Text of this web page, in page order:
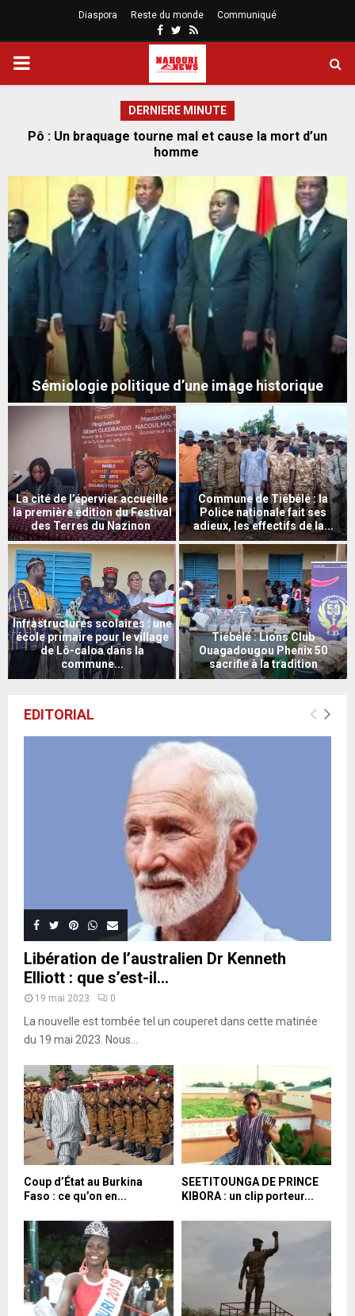
Diaspora Reste du monde Communiqué
Facebook
Twitter
Rss
PRIMARY
DERNIERE MINUTE
Pô : Un braquage tourne mal et cause la mort d’un
homme
Diaspora : une burkinabè invente un vêtement pour
soulager les malades d’Alzheimer, de diabète, etc.
Pô : Un braquage tourne mal
et cause la mort d’un homme
Nahouri : des acteurs du
développement échangent à
travers un cadre de
concertation
Nahouri : les autorités
provinciales visitent les sites
du projet WAKANDA
Pô : les commerçants des
produits céréaliers veulent
unir leurs forces et parler le...
EDITORIAL
Libération de l’australien Dr Kenneth
Elliott : que s’est-il...
19 mai 2023 0
La nouvelle est tombée tel un couperet dans cette matinée
du 19 mai 2023. Nous...
Coup d’État au Burkina
Faso : ce qu’on en...
SEETITOUNGA DE PRINCE
KIBORA : un clip porteur...